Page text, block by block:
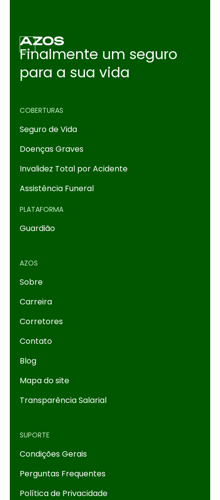
Finalmente um seguro
para a sua vida
COBERTURAS
Seguro de Vida
Doenças Graves
Invalidez Total por Acidente
Assistência Funeral
PLATAFORMA
Guardião
AZOS
Sobre
Carreira
Corretores
Contato
Blog
Mapa do site
Transparência Salarial
SUPORTE
Condições Gerais
Perguntas Frequentes
Política de Privacidade